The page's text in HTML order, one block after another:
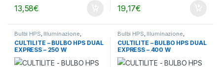
13,58€ 19,17€
Bulbi HPS Illuminazione
Lampade Orticultura
CULTILITE – BULBO HPS DUAL
EXPRESS – 250 W
Bulbi HPS Illuminazione
Lampade Orticultura
CULTILITE – BULBO HPS DUAL
EXPRESS – 400 W